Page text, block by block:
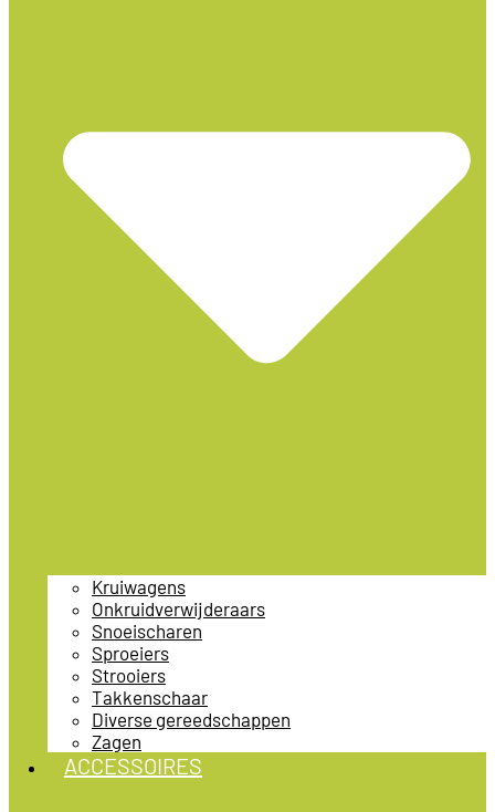
Kruiwagens
Onkruidverwijderaars
Snoeischaren
Sproeiers
Strooiers
Takkenschaar
Diverse gereedschappen
Zagen
ACCESSOIRES